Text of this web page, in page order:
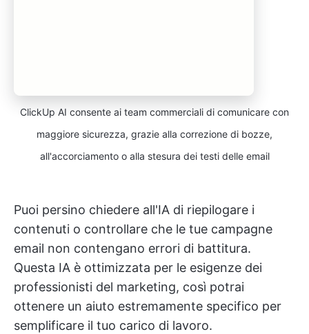
ClickUp AI consente ai team commerciali di comunicare con
maggiore sicurezza, grazie alla correzione di bozze,
all'accorciamento o alla stesura dei testi delle email
Puoi persino chiedere all'IA di riepilogare i
contenuti o controllare che le tue campagne
email non contengano errori di battitura.
Questa IA è ottimizzata per le esigenze dei
professionisti del marketing, così potrai
ottenere un aiuto estremamente specifico per
semplificare il tuo carico di lavoro.